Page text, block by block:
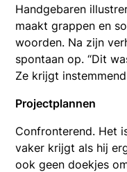
Handgebaren
maakt grappen en
woorden. Na zijn
spontaan op. “Dit
Ze krijgt
Projectplannen
Confronterend. Het
vaker krijgt als hij
ook geen doekjes